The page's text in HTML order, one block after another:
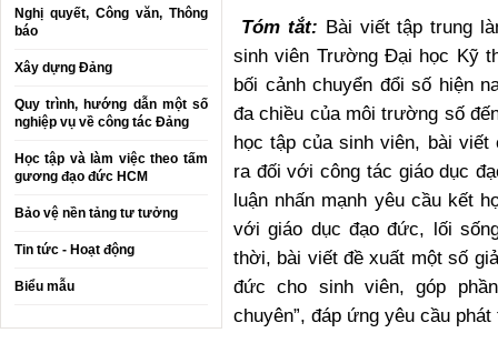
Nghị quyết, Công văn, Thông
báo
Xây dựng Đảng
Quy trình, hướng dẫn một số
nghiệp vụ về công tác Đảng
Học tập và làm việc theo tấm
gương đạo đức HCM
Bảo vệ nền tảng tư tưởng
Tin tức - Hoạt động
Biểu mẫu
Tóm tắt: Bài viết tập trung
sinh viên Trường Đại học Kỹ
bối cảnh chuyển đổi số hiện
đa chiều của môi trường số
học tập của sinh viên, bài
ra đối với công tác giáo dục
luận nhấn mạnh yêu cầu kết
với giáo dục đạo đức, lối
thời, bài viết đề xuất một số
đức cho sinh viên, góp
chuyên”, đáp ứng yêu cầu